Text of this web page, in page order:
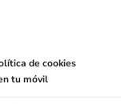
de cookies
tu móvil